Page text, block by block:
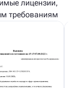
лицензии,
требованиям